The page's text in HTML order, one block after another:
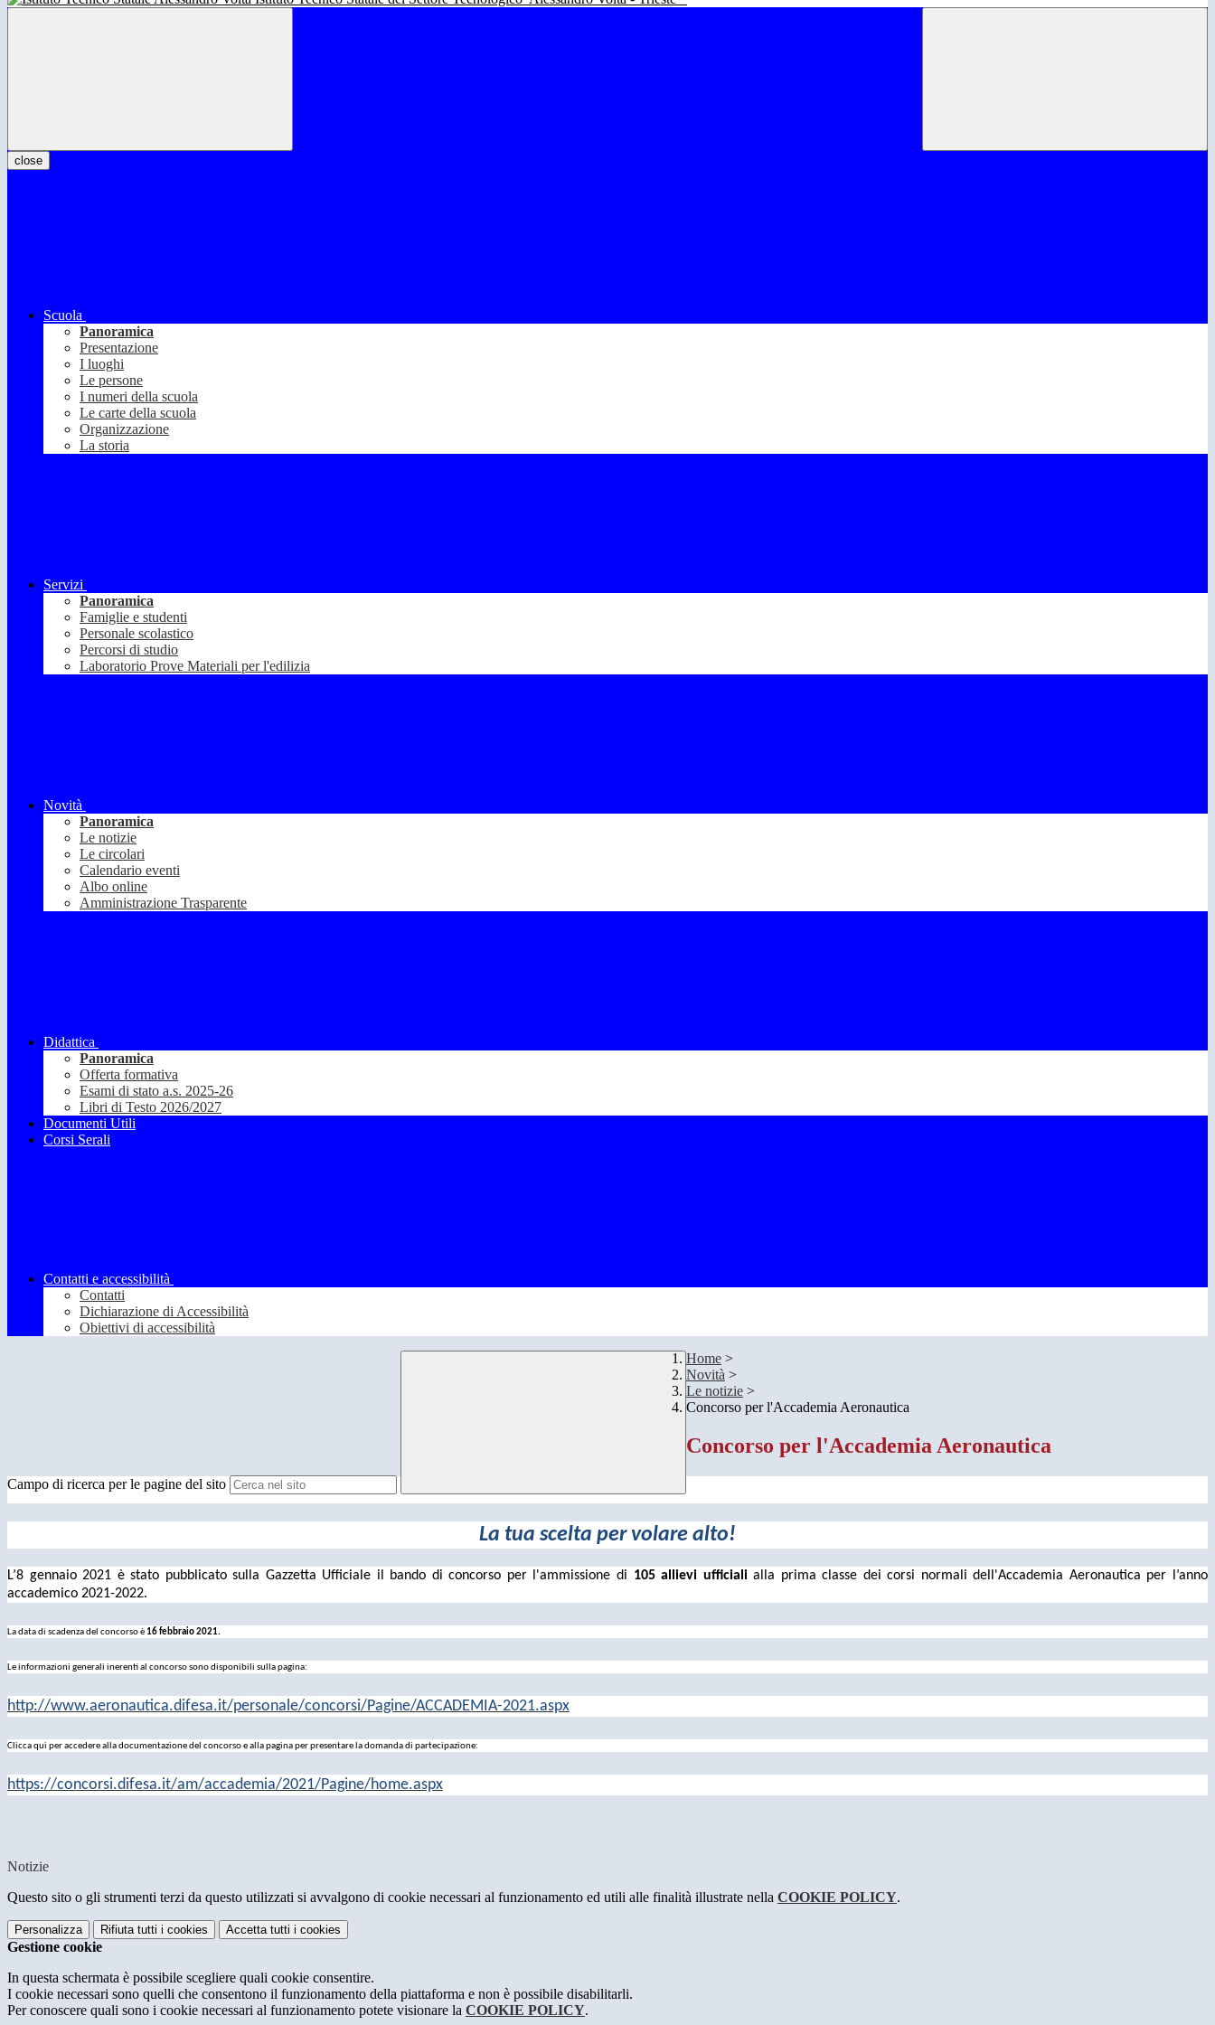
close
Scuola
Panoramica
Presentazione
I luoghi
Le persone
I numeri della scuola
Le carte della scuola
Organizzazione
La storia
Servizi
Panoramica
Famiglie e studenti
Personale scolastico
Percorsi di studio
Laboratorio Prove Materiali per l'edilizia
Novità
Panoramica
Le notizie
Le circolari
Calendario eventi
Albo online
Amministrazione Trasparente
Didattica
Panoramica
Offerta formativa
Esami di stato a.s. 2025-26
Libri di Testo 2026/2027
Documenti Utili
Corsi Serali
Contatti e accessibilità
Contatti
Dichiarazione di Accessibilità
Obiettivi di accessibilità
Campo di ricerca per le pagine del sito
Home >
Novità >
Le notizie >
Concorso per l'Accademia Aeronautica
Concorso per l'Accademia Aeronautica
La tua scelta per volare alto!
L’8 gennaio 2021 è stato pubblicato sulla Gazzetta Ufficiale il bando di concorso per l'ammissione di 105 allievi ufficialialla prima classe dei corsi normali dell'Accademia Aeronautica per l’anno
accademico 2021-2022.
La data di scadenza del concorso è 16 febbraio 2021.
Le informazioni generali inerenti al concorso sono disponibili sulla pagina:
http://www.aeronautica.difesa.it/personale/concorsi/Pagine/ACCADEMIA-2021.aspx
Clicca qui per accedere alla documentazione del concorso e alla pagina per presentare la domanda di partecipazione:
https://concorsi.difesa.it/am/accademia/2021/Pagine/home.aspx
Notizie
Questo sito o gli strumenti terzi da questo utilizzati si avvalgono di cookie necessari al funzionamento ed utili alle finalità illustrate nella COOKIE POLICY.
Personalizza Rifiuta tutti i cookies Accetta tutti i cookies
Gestione cookie
In questa schermata è possibile scegliere quali cookie consentire.
I cookie necessari sono quelli che consentono il funzionamento della piattaforma e non è possibile disabilitarli.
Per conoscere quali sono i cookie necessari al funzionamento potete visionare la COOKIE POLICY.